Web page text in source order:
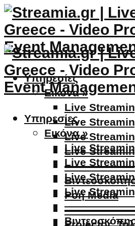
Υπηρεσίες
Εικόνα »
Live
Live
Live
Live
Ροή Media
Υπηρεσίες
Εικόνα »
Live
Live
Live
Live